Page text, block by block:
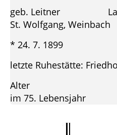
geb. Leitner
St. Wolfgang, Weinbach
* 24. 7. 1899 †
letzte Ruhestätte:
Alter
im 75. Lebensjahr